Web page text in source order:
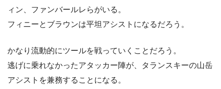
ィン、ファンバールレらがいる。
フィニーとブラウンは平坦アシストになるだろう。
かなり流動的にツールを戦っていくことだろう。
逃げに乗れなかったアタッカー陣が、タランスキーの山岳
アシストを兼務することになる。